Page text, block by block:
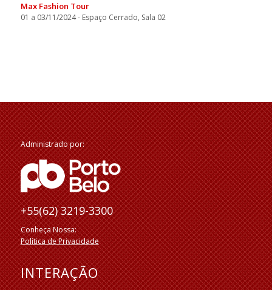
Max Fashion Tour
01 a 03/11/2024 - Espaço Cerrado, Sala 02
Administrado por:
+55(62) 3219-3300
Conheça Nossa:
Política de Privacidade
INTERAÇÃO